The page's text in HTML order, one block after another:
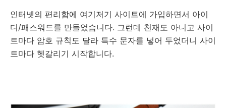
인터넷의 편리함에 여기저기 사이트에 가입하면서 아이
디/패스워드를 만들었습니다. 그런데 천재도 아니고 사이
트마다 암호 규칙도 달라 특수 문자를 넣어 두었더니 사이
트마다 헷갈리기 시작합니다.